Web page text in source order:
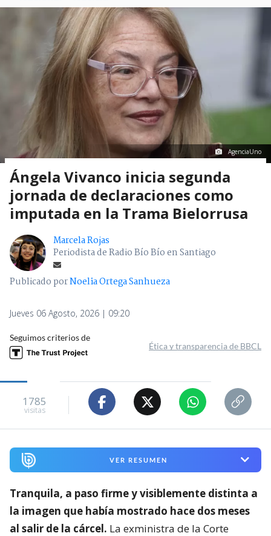
AgenciaUno
Ángela Vivanco inicia segunda
jornada de declaraciones como
imputada en la Trama Bielorrusa
Marcela Rojas
Periodista de Radio Bío Bío en Santiago
Publicado porNoelia Ortega Sanhueza
Jueves 06 Agosto, 2026 | 09:20
Seguimos criterios de
Ética y transparencia de BBCL
1785
visitas
VER RESUMEN
Tranquila, a paso firme y visiblemente distinta a
la imagen que había mostrado hace dos meses
al salir de la cárcel. La exministra de la Corte